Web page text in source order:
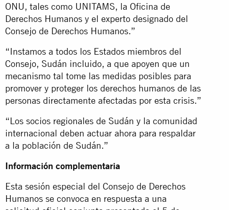
ONU, tales como UNITAMS, la Oficina de
Derechos Humanos y el experto designado del
Consejo de Derechos Humanos.”
“Instamos a todos los Estados miembros del
Consejo, Sudán incluido, a que apoyen que un
mecanismo tal tome las medidas posibles para
promover y proteger los derechos humanos de las
personas directamente afectadas por esta crisis.”
“Los socios regionales de Sudán y la comunidad
internacional deben actuar ahora para respaldar
a la población de Sudán.”
Información complementaria
Esta sesión especial del Consejo de Derechos
Humanos se convoca en respuesta a una